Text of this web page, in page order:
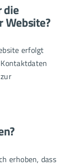
die
Website?
erfolgt
erhoben, dass